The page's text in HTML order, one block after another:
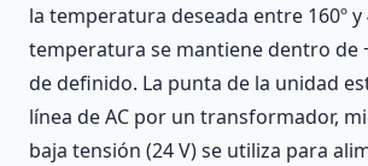
la temperatura deseada entre 160º y
temperatura se mantiene dentro de
de definido. La punta de la unidad
línea de AC por un transformador,
baja tensión (24 V) se utiliza para